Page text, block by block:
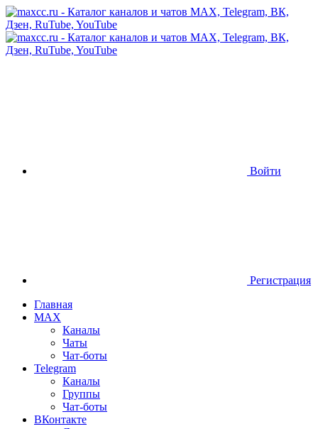
Войти
Регистрация
Главная
MAX
Каналы
Чаты
Чат-боты
Telegram
Каналы
Группы
Чат-боты
ВКонтакте